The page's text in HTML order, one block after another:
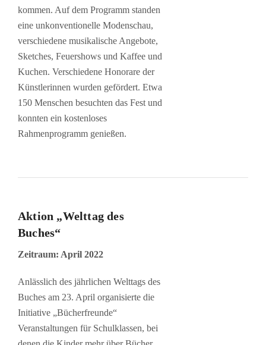
kommen. Auf dem Programm standen
eine unkonventionelle Modenschau,
verschiedene musikalische Angebote,
Sketches, Feuershows und Kaffee und
Kuchen. Verschiedene Honorare der
Künstlerinnen wurden gefördert. Etwa
150 Menschen besuchten das Fest und
konnten ein kostenloses
Rahmenprogramm genießen.
Aktion „Welttag des
Buches“
Zeitraum: April 2022
Anlässlich des jährlichen Welttags des
Buches am 23. April organisierte die
Initiative „Bücherfreunde“
Veranstaltungen für Schulklassen, bei